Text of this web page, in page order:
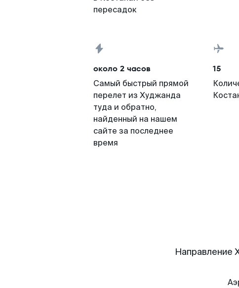
пересадок
около 2 часов
Самый быстрый прямой
перелет из Худжанда
туда и обратно,
найденный на нашем
сайте за последнее
время
15
Направление